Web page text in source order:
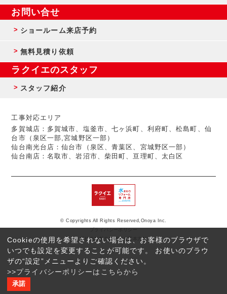
Cookieの使用を希望されない場合は、お客様のブラウザで
いつでも設定を変更することが可能です。 お使いのブラウ
ザの“設定”メニューよりご確認ください。
>>プライバシーポリシーはこちらから
承諾
反社会的勢力に対する基本方針
© Copyrights All Rights Reserved,Onoya Inc.
お問い合せ
ショールーム来店予約
無料見積り依頼
ラクイエのスタッフ
スタッフ紹介
工事対応エリア
多賀城店：多賀城市、塩釜市、七ヶ浜町、利府町、松島町、仙
台市（泉区一部,宮城野区一部）
仙台南光台店：仙台市（泉区、青葉区、宮城野区一部）
仙台南店：名取市、岩沼市、柴田町、亘理町、太白区